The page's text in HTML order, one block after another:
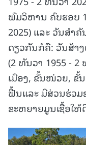
ພົມວິຫານ ຄົບຮອບ
2025) ແລະ ວັນສໍາ
ດຽວກັນກໍຄື: ວັນສ້າ
(2 ທັນວາ 1955 - 2
ເມືອງ, ຂັ້ນໜ່ວຍ, ຂັ້
ຟື້ນແລະ ມີສ່ວນຮ່ວມ
ຂະຫຍາຍມູນເຊື້ອໃ